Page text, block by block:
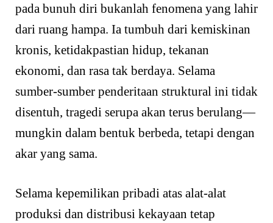
pada bunuh diri bukanlah fenomena yang lahir
dari ruang hampa. Ia tumbuh dari kemiskinan
kronis, ketidakpastian hidup, tekanan
ekonomi, dan rasa tak berdaya. Selama
sumber-sumber penderitaan struktural ini tidak
disentuh, tragedi serupa akan terus berulang—
mungkin dalam bentuk berbeda, tetapi dengan
akar yang sama.
Selama kepemilikan pribadi atas alat-alat
produksi dan distribusi kekayaan tetap